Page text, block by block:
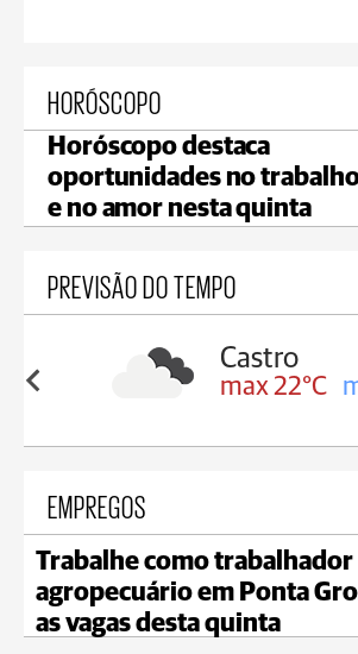
HORÓSCOPO
Horóscopo destaca
oportunidades no
e no amor nesta quinta
PREVISÃO DO TEMPO
18°C
Castro
max 22°C
EMPREGOS
Trabalhe como trabalhador
agropecuário em Ponta
as vagas desta quinta